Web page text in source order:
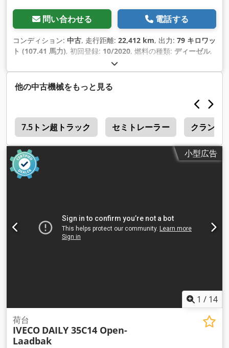
問い合わせる 電話する
コンディション: 中古, 走行距離: 22,412 km, 出力: 79 キロワッ
ト (107.41 馬力), 初回登録: 10/2020, 燃料の種類: ディーゼル,
2,940 kg（キログラム）
排出クラス:ユーロ6, 座席数:3, 全幅:2,059 mm, 全高:2,499
mm, 荷室長:2,900 mm, 製造年:
ック・ブレーキ・システム）, すすフィルター, エアコン, セン
他の中古機械をもっと見る
7.5トン超トラック セミトレーラー クランプ
小型広告
1 / 14
荷台
IVECO DAILY 35C14 Open-
Laadbak